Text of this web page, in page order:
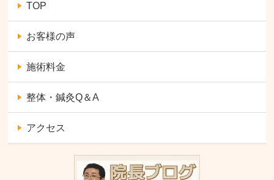
TOP
お客様の声
施術料金
整体・鍼灸Q＆A
アクセス